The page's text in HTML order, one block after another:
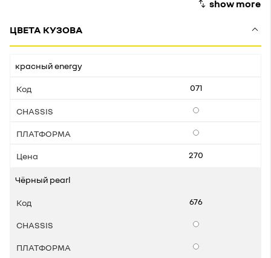
ЦВЕТА КУЗОВА
красный energy
071
Опции
Опции
270
Чёрный pearl
676
Опции
Опции